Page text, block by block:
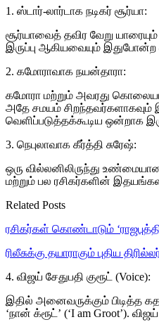
1. ஸ்டார்-லார்டாக நடிகர் சூர்யா:
சூர்யாவைத் தவிர வேறு
இருப்பு ஆகியவையும் இதுபோன்ற
2. கமோராவாக நயன்தாரா:
கமோரா மற்றும் அவரது
அதே சமயம் சிறந்தவர்களாகவும்
வெளிப்படுத்தக்கூடிய ஒன்றாக
3. நெபுலாவாக கீர்த்தி சுரேஷ்:
ஒரு வில்லனிலிருந்து
மற்றும் பல ரசிகர்களின்
Related Posts
ரசிகர்கள் கொண்டாடும்
ரிலீசுக்கு தயாராகும் புதிய
4. விஜய் சேதுபதி குரூட் (Voice):
இதில் அனைவருக்கும் பிடித்த
‘நான் க்ரூட்’ (‘I am Groot’).